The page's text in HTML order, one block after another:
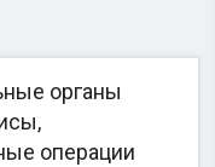
органы
операции